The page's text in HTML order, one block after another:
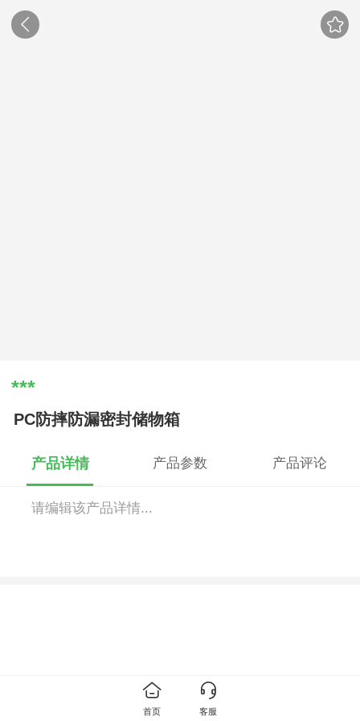
***
PC防摔防漏密封储物箱
产品详情 产品参数 产品评论
请编辑该产品详情...
首页 客服